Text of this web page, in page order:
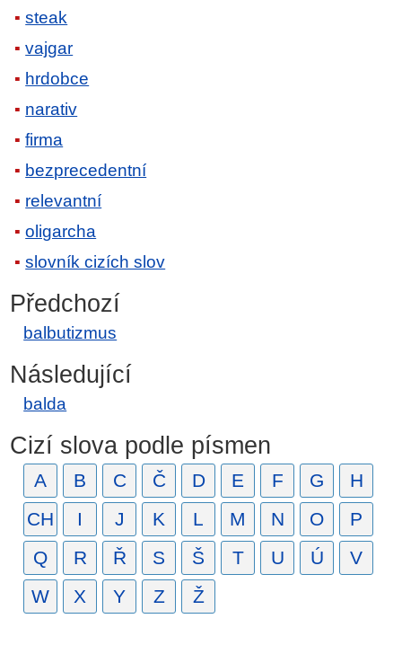
steak
vajgar
hrdobce
narativ
firma
bezprecedentní
relevantní
oligarcha
slovník cizích slov
Předchozí
balbutizmus
Následující
balda
Cizí slova podle písmen
A B C Č D E F G
H
CH
I J K L M N O
P
Q
R Ř S Š T U Ú
V
W
X Y Z Ž